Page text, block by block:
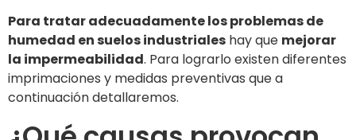
Para tratar adecuadamente los problemas de
humedad en suelos industriales hay que mejorar
la impermeabilidad. Para lograrlo existen diferentes
imprimaciones y medidas preventivas que a
continuación detallaremos.